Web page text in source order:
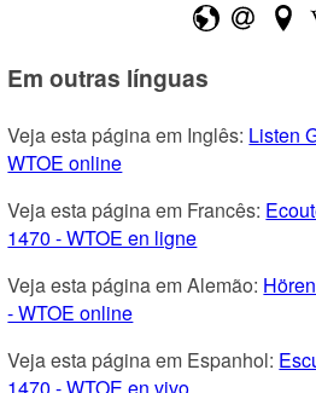
Em outras línguas
Veja esta página em Inglês: Listen
WTOE online
Veja esta página em Francês:
1470 - WTOE en ligne
Veja esta página em Alemão:
- WTOE online
Veja esta página em Espanhol:
1470 - WTOE en vivo